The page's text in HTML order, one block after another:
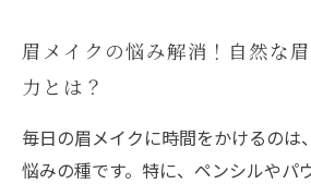
眉メイクの悩み解消！自然な
力とは？
毎日の眉メイクに時間をかけるのは
悩みの種です。特に、ペンシルやパ